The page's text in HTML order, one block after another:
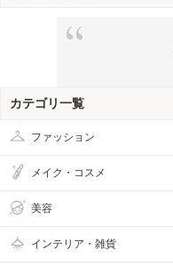
カテゴリ一覧
ファッション
メイク・コスメ
美容
インテリア・雑貨